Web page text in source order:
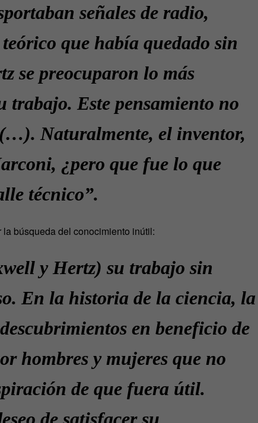
señales de radio,
que había quedado sin
se preocuparon lo más
Este pensamiento no
Naturalmente, el inventor,
¿pero que fue lo que
técnico”.
búsqueda del conocimiento inútil:
y Hertz) su trabajo sin
En la historia de la ciencia, la
en beneficio de
hombres y mujeres que no
de que fuera útil.
de satisfacer su